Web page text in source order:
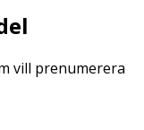
vill prenumerera